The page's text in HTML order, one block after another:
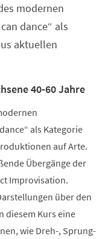
modernen
dance“ als
aktuellen
40-60 Jahre
als Kategorie
auf Arte.
Übergänge der
Improvisation.
über den
diesem Kurs eine
wie Dreh-, Sprung-